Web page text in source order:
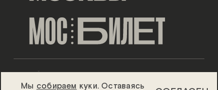
ДИЗАЙН ESH GRUPPA
Мы собираем куки. Оставаясь